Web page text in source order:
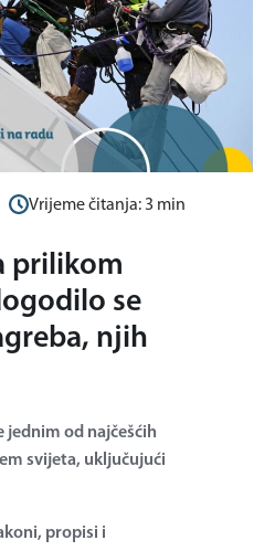
Vrijeme čitanja: 3 min
prilikom
se
njih
jednim od najčešćih
svijeta, uključujući
propisi i